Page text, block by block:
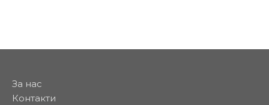
За нас
Контакти